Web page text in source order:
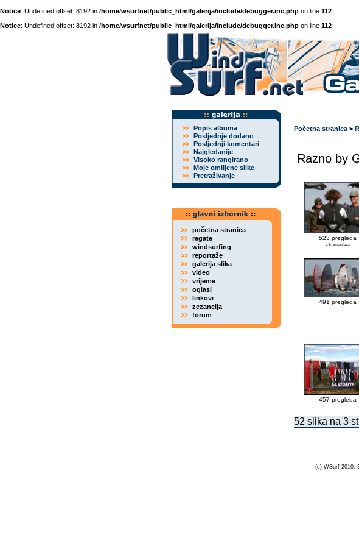
Notice: Undefined offset: 8192 in /home/wsurfnet/public_html/galerija/include/debugger.inc.php on line 112
Notice: Undefined offset: 8192 in /home/wsurfnet/public_html/galerija/include/debugger.inc.php on line 112
Popis albuma
Posljednje dodano
Posljednji komentari
Najgledanije
Visoko rangirano
Moje omiljene slike
Pretraživanje
početna stranica
regate
windsurfing
reportaže
galerija slika
video
vrijeme
oglasi
linkovi
zezancija
forum
Početna stranica >
Razno by
523 pregleda
4 komentara
491 pregleda
457 pregleda
52 slika na 3
(c) WSurf 2010.